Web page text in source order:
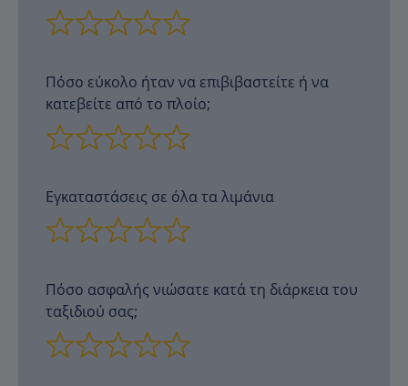
Πόσο εύκολο ήταν να επιβιβαστείτε ή να
κατεβείτε από το πλοίο;
Εγκαταστάσεις σε όλα τα λιμάνια
Πόσο ασφαλής νιώσατε κατά τη διάρκεια του
ταξιδιού σας;